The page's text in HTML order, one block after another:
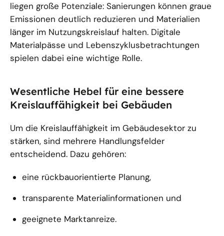
liegen große Potenziale: Sanierungen können graue
Emissionen deutlich reduzieren und Materialien
länger im Nutzungskreislauf halten. Digitale
Materialpässe und Lebenszyklusbetrachtungen
spielen dabei eine wichtige Rolle.
Wesentliche Hebel für eine bessere
Kreislauffähigkeit bei Gebäuden
Um die Kreislauffähigkeit im Gebäudesektor zu
stärken, sind mehrere Handlungsfelder
entscheidend. Dazu gehören:
eine rückbauorientierte Planung,
transparente Materialinformationen und
geeignete Marktanreize.